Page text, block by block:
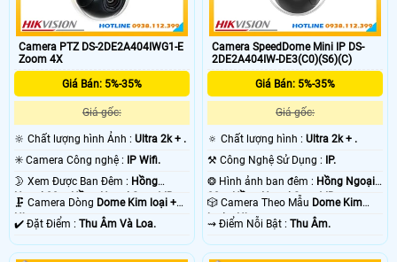
Camera PTZ DS-2DE2A404IWG1-E
Zoom 4X
Giá Bán: 5%-35%
Giá gốc:
🔆 Chất lượng hình Ảnh : Ultra 2k + .
✳️ Camera Công nghệ : IP Wifi.
🌛 Xem Được Ban Đêm : Hồng
Ngoại 20m Hồng Ngoại Smart IR.
🗜️ Camera Dòng Dome Kim loại +
Nhựa.
️✔️ Đặt Điểm : Thu Âm Và Loa.
Camera SpeedDome Mini IP DS-
2DE2A404IW-DE3(C0)(S6)(C)
Giá Bán: 5%-35%
Giá gốc:
🔅 Chất lượng hình :Ultra 2k + .
⚒ Công Nghệ Sử Dụng : IP.
❂ Hình ảnh ban đêm : Hồng Ngoại
20m Hồng Ngoại Smart IR.
🎲 Camera Theo Mẫu Dome Kim
loại + Nhựa.
️⇝ Điểm Nỗi Bật :Thu Âm.